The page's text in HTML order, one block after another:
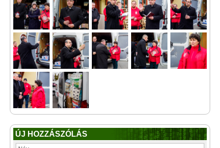
ÚJ HOZZÁSZÓLÁS